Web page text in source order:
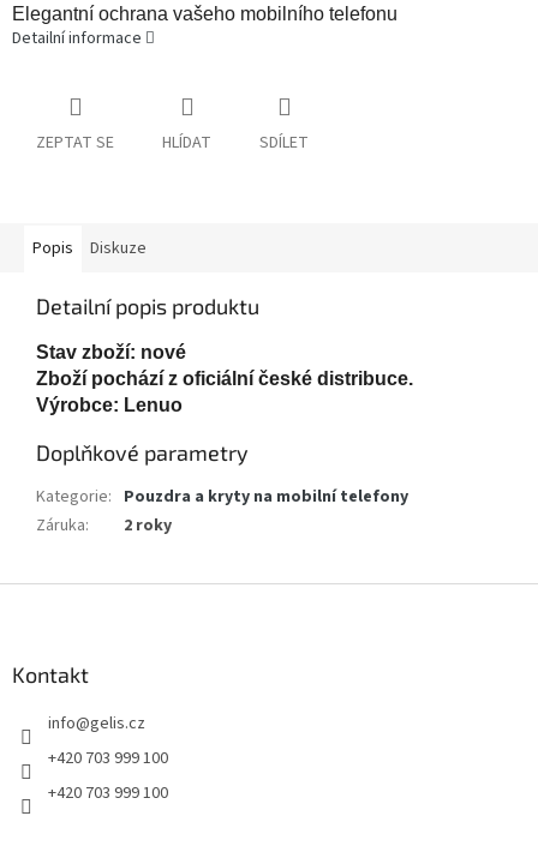
Elegantní ochrana vašeho mobilního telefonu
Detailní informace
ZEPTAT SE HLÍDAT SDÍLET
Popis Diskuze
Detailní popis produktu
Stav zboží: nové
Zboží pochází z oficiální české distribuce.
Výrobce: Lenuo
Doplňkové parametry
Kategorie: Pouzdra a kryty na mobilní telefony
Záruka: 2 roky
Kontakt
info@gelis.cz
+420 703 999 100
+420 703 999 100